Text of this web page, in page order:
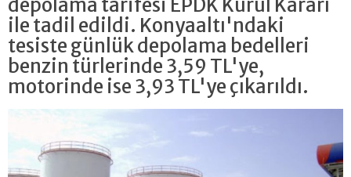
ile tadil edildi. Konyaaltı'ndaki
tesiste günlük depolama bedelleri
benzin türlerinde 3,59 TL'ye,
motorinde ise 3,93 TL'ye çıkarıldı.